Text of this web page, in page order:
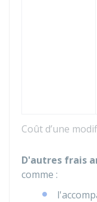
Coût d’une
D'autres frais
comme :